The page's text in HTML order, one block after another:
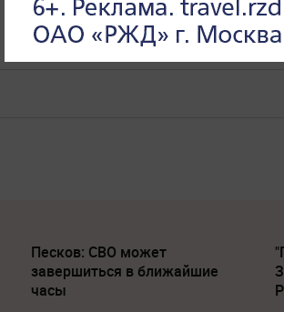
Песков: СВО может
завершиться в ближайшие
часы